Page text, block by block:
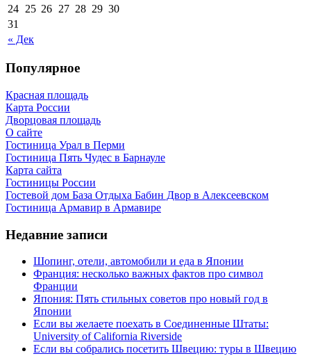
« Дек
24 25 26 27 28 29 30
31
Популярное
Красная площадь
Карта России
Дворцовая площадь
О сайте
Гостиница Урал в Перми
Гостиница Пять Чудес в Барнауле
Карта сайта
Гостиницы России
Гостевой дом База Отдыха Бабин Двор в Алексеевском
Гостиница Армавир в Армавире
Недавние записи
Шопинг, отели, автомобили и еда в Японии
Франция: несколько важных фактов про символ
Франции
Япония: Пять стильных советов про новый год в
Японии
Если вы желаете поехать в Соединенные Штаты:
University of California Riverside
Если вы собрались посетить Швецию: туры в Швецию